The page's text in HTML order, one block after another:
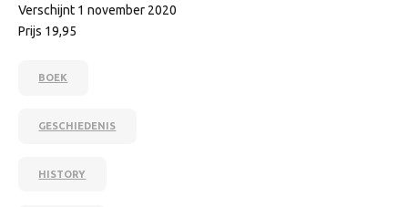
Verschijnt 1 november 2020
Prijs 19,95
BOEK
GESCHIEDENIS
HISTORY